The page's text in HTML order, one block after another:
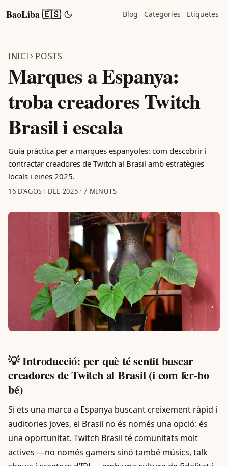
BaoLiba 🇪🇸 Blog Categories Etiquetes
INICI POSTS
Marques a Espanya:
troba creadores Twitch
Brasil i escala
Guia pràctica per a marques espanyoles: com descobrir i
contractar creadores de Twitch al Brasil amb estratègies
locals i eines 2025.
16 D’AGOST DEL 2025 ·7 MINUTS
💡 Introducció: per què té sentit buscar
creadores de Twitch al Brasil (i com fer-ho
bé)
Si ets una marca a Espanya buscant creixement ràpid i
auditories joves, el Brasil no és només una opció: és
una oportunitat. Twitch Brasil té comunitats molt
actives —no només gamers sinó també músics, talk